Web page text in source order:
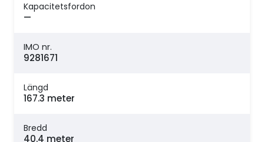
Kapacitetsfordon
—
IMO nr.
9281671
Längd
167.3 meter
Bredd
40.4 meter